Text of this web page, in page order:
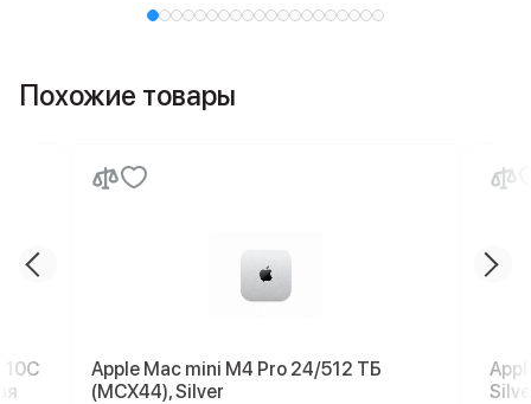
Похожие товары
10C
Apple Mac mini M4 Pro 24/512 ТБ
(MCX44), Silver